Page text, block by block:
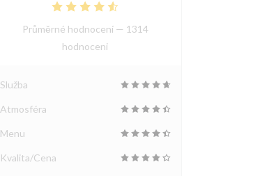
Průměrné hodnocení — 1314
hodnoceni
Služba
Atmosféra
Menu
Kvalita/Cena